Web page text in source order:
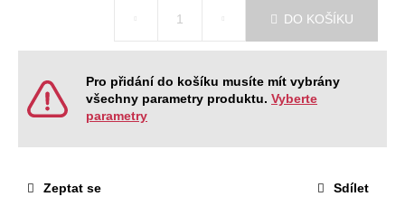
DO KOŠÍKU
Pro přidání do košíku musíte mít vybrány
všechny parametry produktu. Vyberte
parametry
Zeptat se Sdílet
Původně:
12
900